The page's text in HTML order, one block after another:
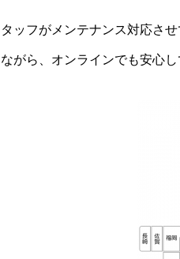
ッフがメンテナンス対応さ
がら、オンラインでも安心し